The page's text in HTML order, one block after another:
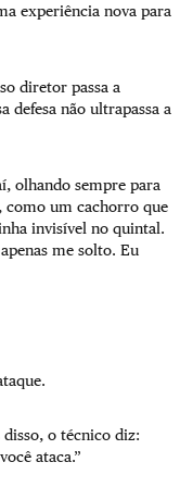
experiência nova para
diretor passa a
defesa não ultrapassa a
olhando sempre para
como um cachorro que
invisível no quintal.
me solto. Eu
disso, o técnico diz:
ataca.”